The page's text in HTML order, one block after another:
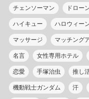
チェンソーマン ドロー
ハイキュー ハロウィー
マッサージ マッチング
名言 女性専用ホテル
恋愛 手塚治虫 推し
機動戦士ガンダム 汗